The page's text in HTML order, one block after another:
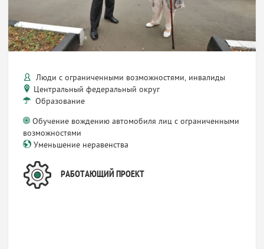
Люди с ограниченными возможностями, инвалиды
Центральный федеральный округ
Образование
Обучение вождению автомобиля лиц с ограниченными
возможностями
Уменьшение неравенства
РАБОТАЮЩИЙ ПРОЕКТ